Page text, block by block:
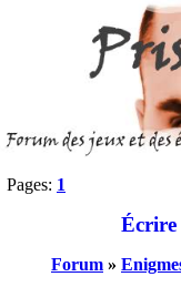
Pages: 1
Écrire
Forum »